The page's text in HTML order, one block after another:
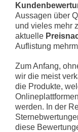
Aussagen über
und vieles mehr
aktuelle
Auflistung
Zum Anfang,
wir die meist
die Produkte,
Onlineplattformen
werden. In der
diese